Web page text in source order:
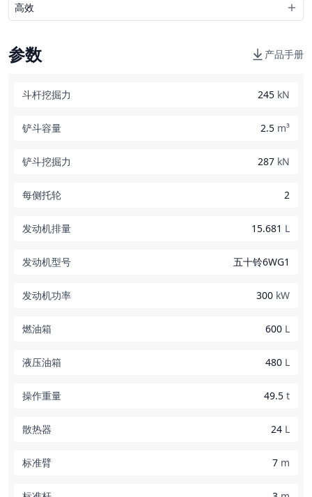
高效
参数 产品手册
斗杆挖掘力 245 kN
铲斗容量 2.5 m³
铲斗挖掘力 287 kN
每侧托轮 2
发动机排量 15.681 L
发动机型号 五十铃6WG1
发动机功率 300 kW
燃油箱 600 L
液压油箱 480 L
操作重量 49.5 t
散热器 24 L
标准臂 7 m